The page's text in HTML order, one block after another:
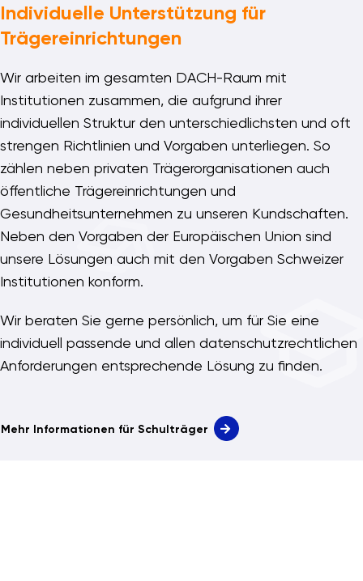
Individuelle Unterstützung für
Trägereinrichtungen
Wir arbeiten im gesamten DACH-Raum mit
Institutionen zusammen, die aufgrund ihrer
individuellen Struktur den unterschiedlichsten und oft
strengen Richtlinien und Vorgaben unterliegen. So
zählen neben privaten Trägerorganisationen auch
öffentliche Trägereinrichtungen und
Gesundheitsunternehmen zu unseren Kundschaften.
Neben den Vorgaben der Europäischen Union sind
unsere Lösungen auch mit den Vorgaben Schweizer
Institutionen konform.
Wir beraten Sie gerne persönlich, um für Sie eine
individuell passende und allen datenschutzrechtlichen
Anforderungen entsprechende Lösung zu finden.
Mehr Informationen für Schulträger